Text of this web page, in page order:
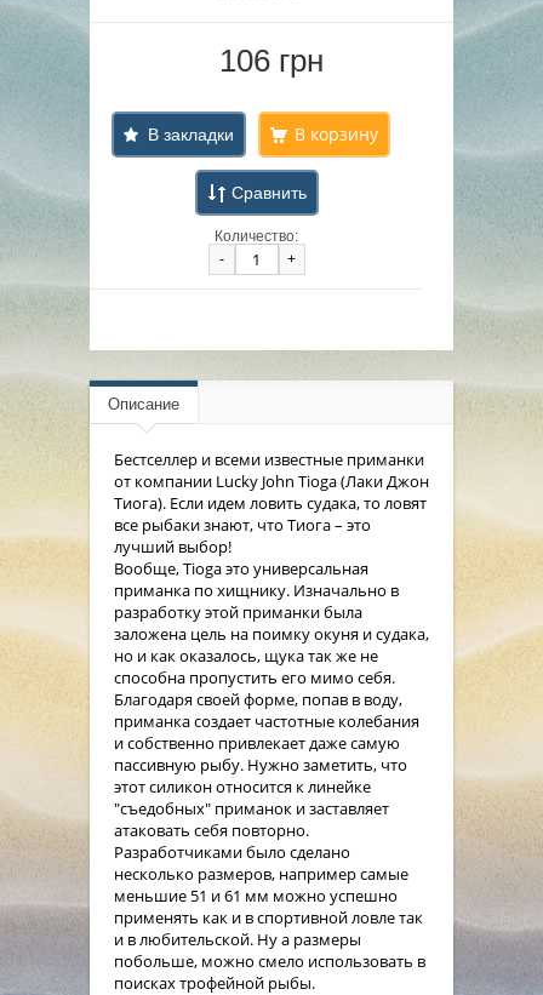
106 грн
В закладки
Сравнить
Количество:
-
+
Описание
Бестселлер и всеми известные приманки
от компании Lucky John Tioga (Лаки Джон
Тиога). Если идем ловить судака, то ловят
все рыбаки знают, что Тиога – это
лучший выбор!
Вообще, Tioga это универсальная
приманка по хищнику. Изначально в
разработку этой приманки была
заложена цель на поимку окуня и судака,
но и как оказалось, щука так же не
способна пропустить его мимо себя.
Благодаря своей форме, попав в воду,
приманка создает частотные колебания
и собственно привлекает даже самую
пассивную рыбу. Нужно заметить, что
этот силикон относится к линейке
"съедобных" приманок и заставляет
атаковать себя повторно.
Разработчиками было сделано
несколько размеров, например самые
меньшие 51 и 61 мм можно успешно
применять как и в спортивной ловле так
и в любительской. Ну а размеры
побольше, можно смело использовать в
поисках трофейной рыбы.